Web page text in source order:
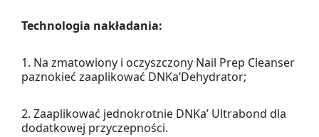
Technologia nakładania:
1. Na zmatowiony i oczyszczony Nail Prep Cleanser
paznokieć zaaplikować DNKa’Dehydrator;
2. Zaaplikować jednokrotnie DNKa’ Ultrabond dla
dodatkowej przyczepności.